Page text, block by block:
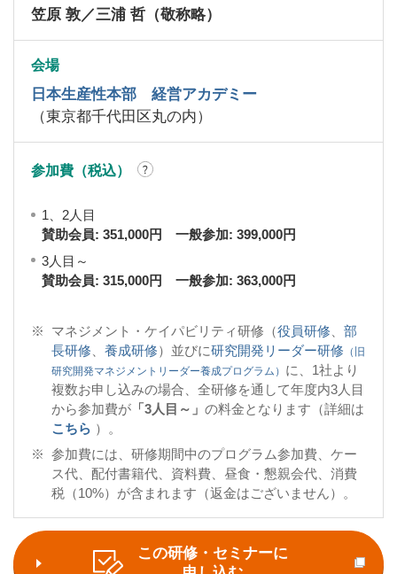
笠原 敦／三浦 哲（敬称略）
会場
日本生産性本部 経営アカデミー
（東京都千代田区丸の内）
参加費（税込）
1、2人目
賛助会員: 351,000円 一般参加: 399,000円
3人目～
賛助会員: 315,000円 一般参加: 363,000円
※ マネジメント・ケイパビリティ研修（役員研修
部
長研修
養成研修） 並びに研究開発リーダー研修 （旧
研究開発マネジメントリーダー養成プログラム） に、1社より
複数お申し込みの場合、全研修を通して年度内3人目
から参加費が「3人目～」 の料金となります（詳細は
こちら ）。
※ 参加費には、研修期間中のプログラム参加費、ケー
ス代、配付書籍代、資料費、昼食・懇親会代、消費
税（10%）が含まれます（返金はございません）。
この研修・セミナーに